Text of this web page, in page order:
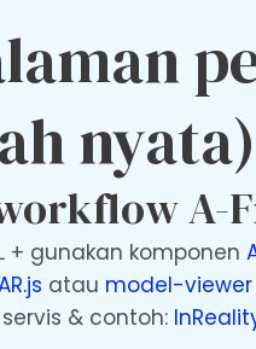
nyata)
A-
+ gunakan komponen
atau model-viewer
& contoh: